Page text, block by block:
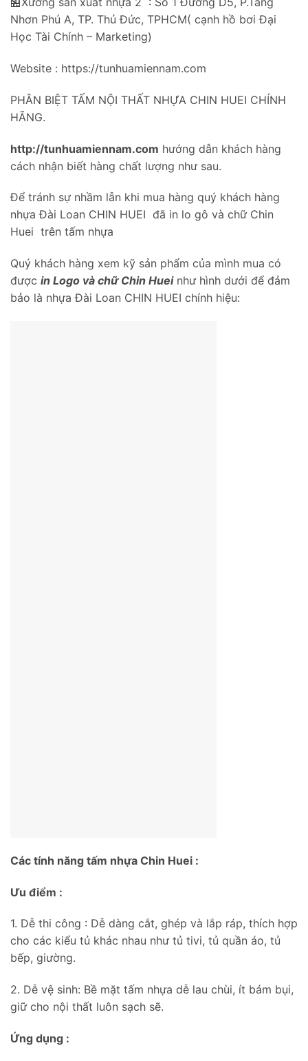
Nhơn Phú A, TP. Thủ Đức, TPHCM( cạnh hồ bơi Đại
Học Tài Chính – Marketing)
Website : https://tunhuamiennam.com
PHÂN BIỆT TẤM NỘI THẤT NHỰA CHIN HUEI CHÍNH
HÃNG.
http://tunhuamiennam.com hướng dẫn khách hàng
cách nhận biết hàng chất lượng như sau.
Để tránh sự nhầm lẫn khi mua hàng quý khách hàng
nhựa Đài Loan CHIN HUEI đã in lo gô và chữ Chin
Huei trên tấm nhựa
Quý khách hàng xem kỹ sản phẩm của mình mua có
được in Logo và chữ Chin Hueinhư hình dưới để đảm
bảo là nhựa Đài Loan CHIN HUEI chính hiệu:
Các tính năng tấm nhựa Chin Huei :
Ưu điểm :
1. Dễ thi công : Dễ dàng cắt, ghép và lắp ráp, thích hợp
cho các kiểu tủ khác nhau như tủ tivi, tủ quần áo, tủ
bếp, giường.
2. Dễ vệ sinh: Bề mặt tấm nhựa dễ lau chùi, ít bám bụi,
giữ cho nội thất luôn sạch sẽ.
Ứng dụng :